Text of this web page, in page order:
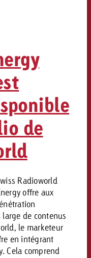
de
Radioworld
offre aux
de contenus
le marketeur
en intégrant
Cela comprend